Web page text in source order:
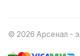
© 2026 Арсенал -